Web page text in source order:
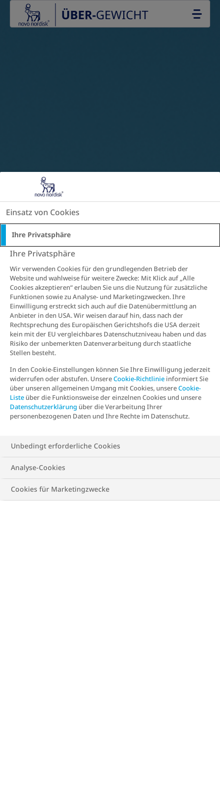
Go to the page content
Einsatz von Cookies
Ihre Privatsphäre
Ihre Privatsphäre
Wir verwenden Cookies für den grundlegenden Betrieb der
Website und wahlweise für weitere Zwecke: Mit Klick auf „Alle
Cookies akzeptieren“ erlauben Sie uns die Nutzung für zusätzliche
Funktionen sowie zu Analyse- und Marketingzwecken. Ihre
Einwilligung erstreckt sich auch auf die Datenübermittlung an
Anbieter in den USA. Wir weisen darauf hin, dass nach der
Rechtsprechung des Europäischen Gerichtshofs die USA derzeit
kein mit der EU vergleichbares Datenschutzniveau haben und das
Risiko der unbemerkten Datenverarbeitung durch staatliche
Stellen besteht.
In den Cookie-Einstellungen können Sie Ihre Einwilligung jederzeit
widerrufen oder abstufen. UnsereCookie-Richtlinie informiert Sie
über unseren allgemeinen Umgang mit Cookies, unsereCookie-
Liste über die Funktionsweise der einzelnen Cookies und unsere
Datenschutzerklärung über die Verarbeitung Ihrer
personenbezogenen Daten und Ihre Rechte im Datenschutz.
Unbedingt erforderliche Cookies
Analyse-Cookies
Cookies für Marketingzwecke